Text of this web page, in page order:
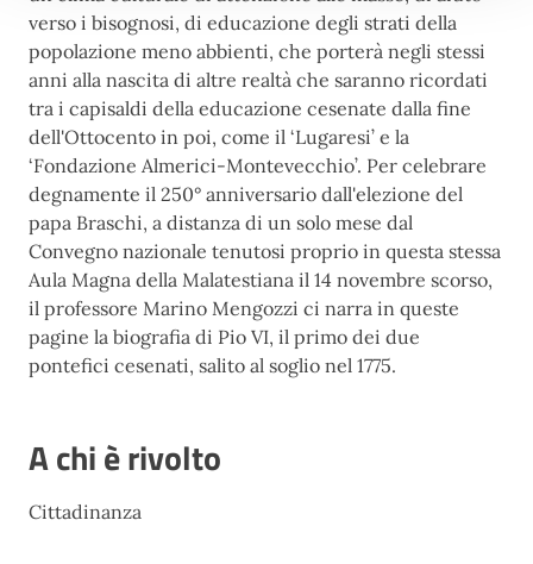
verso i bisognosi, di educazione degli strati della
popolazione meno abbienti, che porterà negli stessi
anni alla nascita di altre realtà che saranno ricordati
tra i capisaldi della educazione cesenate dalla fine
dell'Ottocento in poi, come il ‘Lugaresi’ e la
‘Fondazione Almerici-Montevecchio’. Per celebrare
degnamente il 250° anniversario dall'elezione del
papa Braschi, a distanza di un solo mese dal
Convegno nazionale tenutosi proprio in questa stessa
Aula Magna della Malatestiana il 14 novembre scorso,
il professore Marino Mengozzi ci narra in queste
pagine la biografia di Pio VI, il primo dei due
pontefici cesenati, salito al soglio nel 1775.
A chi è rivolto
Cittadinanza